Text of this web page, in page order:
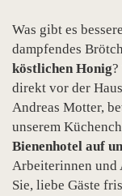
Was gibt es
dampfendes
köstlichen Honig?
direkt vor der
Andreas Motter,
unserem
Bienenhotel auf
Arbeiterinnen und
Sie, liebe Gäste